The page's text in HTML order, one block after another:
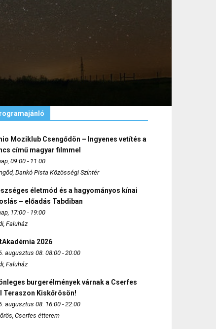
Moziklub Csengődön – Ingyenes vetítés a
című magyar filmmel
09:00 - 11:00
Dankó Pista Közösségi Színtér
életmód és a hagyományos kínai
– előadás Tabdiban
17:00 - 19:00
Faluház
2026
augusztus 08. 08:00 - 20:00
Faluház
burgerélmények várnak a Cserfes
Teraszon Kiskőrösön!
augusztus 08. 16:00 - 22:00
Cserfes étterem